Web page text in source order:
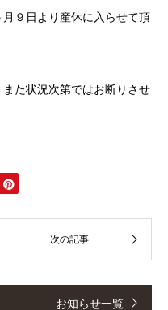
９日より産休に入らせて頂
た状況次第ではお断りさせ
お知らせ一覧